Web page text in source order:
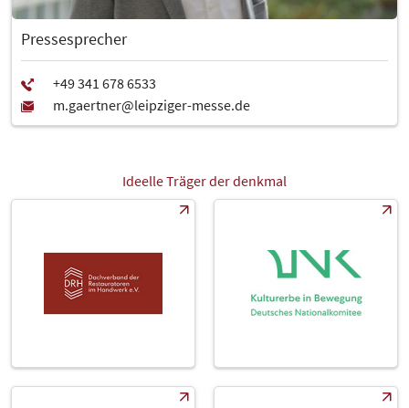
Pressesprecher
Ideelle Träger der denkmal